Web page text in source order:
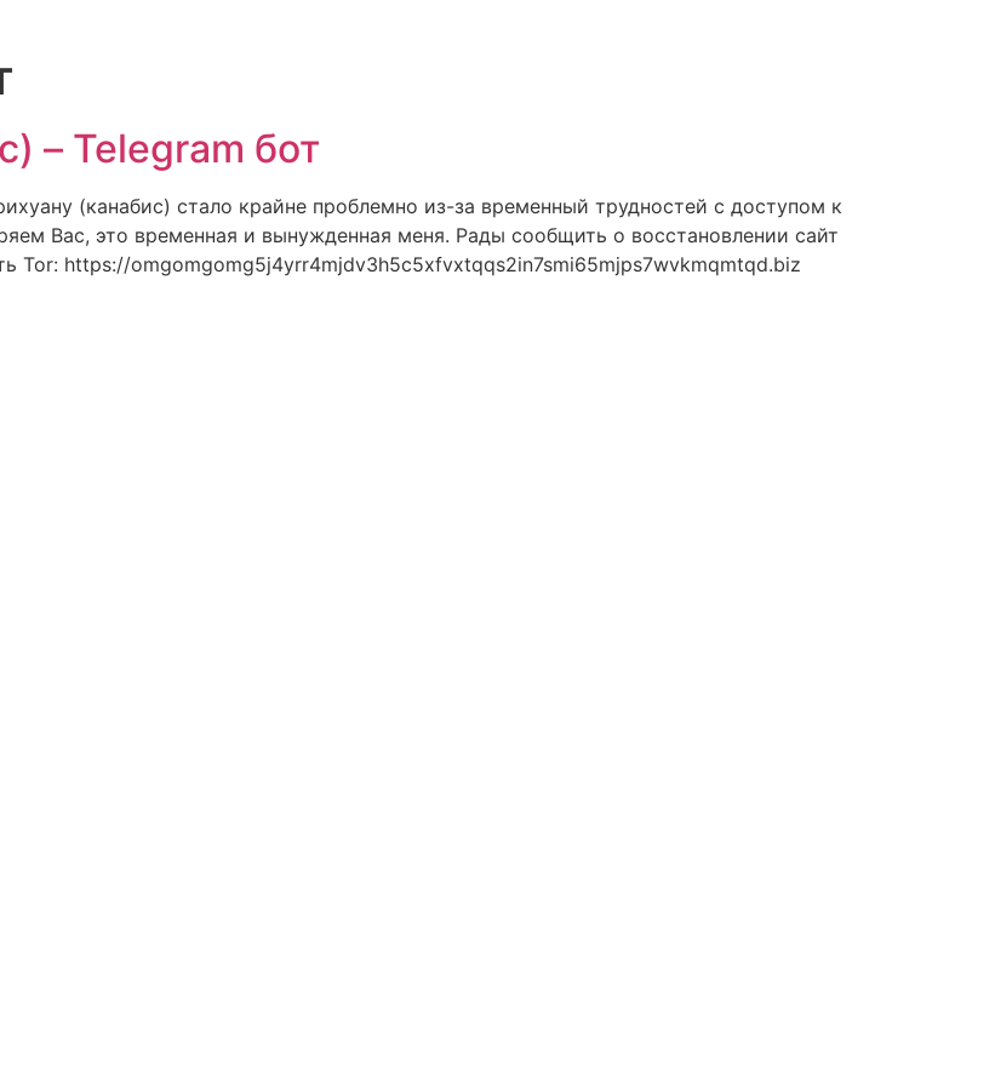
– Telegram бот
(канабис) стало крайне проблемно из-за временный трудностей с доступом к
Вас, это временная и вынужденная меня. Рады сообщить о восстановлении сайт
Tor: https://omgomgomg5j4yrr4mjdv3h5c5xfvxtqqs2in7smi65mjps7wvkmqmtqd.biz